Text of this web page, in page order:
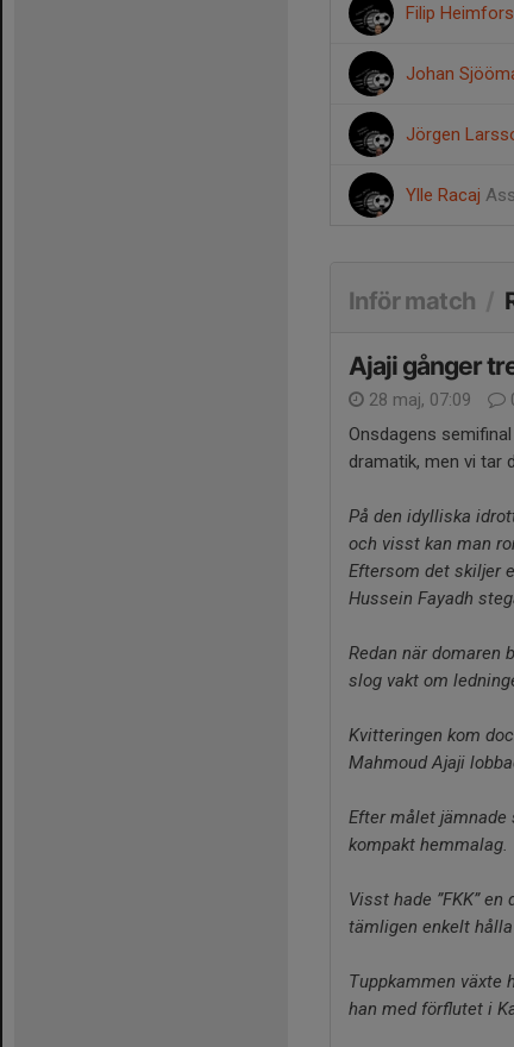
Filip Heimfors
Johan
Jörgen
Ylle Racaj
Inför match
Ajaji gånger
28 maj, 07:09
Onsdagens
dramatik, men vi tar
På den idylliska
och visst kan man
Eftersom det skiljer
Hussein Fayadh
Redan när domaren
slog vakt om
Kvitteringen kom
Mahmoud Ajaji
Efter målet
kompakt hemmalag.
Visst hade ”FKK”
tämligen enkelt hålla
Tuppkammen växte
han med förflutet i